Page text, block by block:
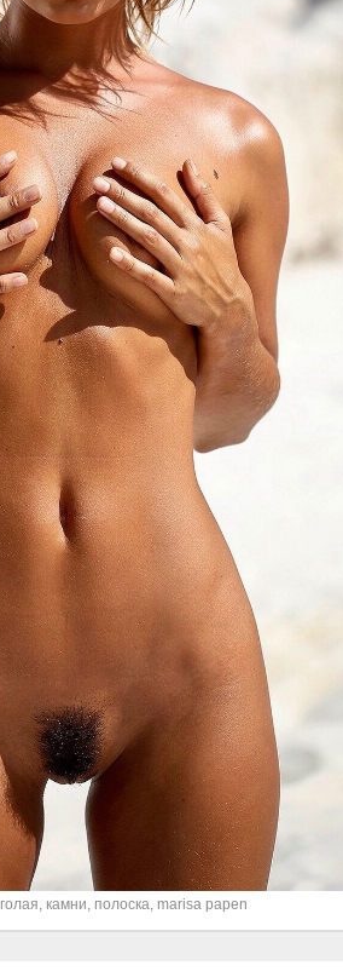
голая, камни, полоска, marisa papen